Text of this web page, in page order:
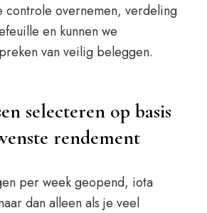
controle overnemen, verdeling
en kunnen we
van veilig beleggen.
selecteren op basis
rendement
per week geopend, iota
dan alleen als je veel